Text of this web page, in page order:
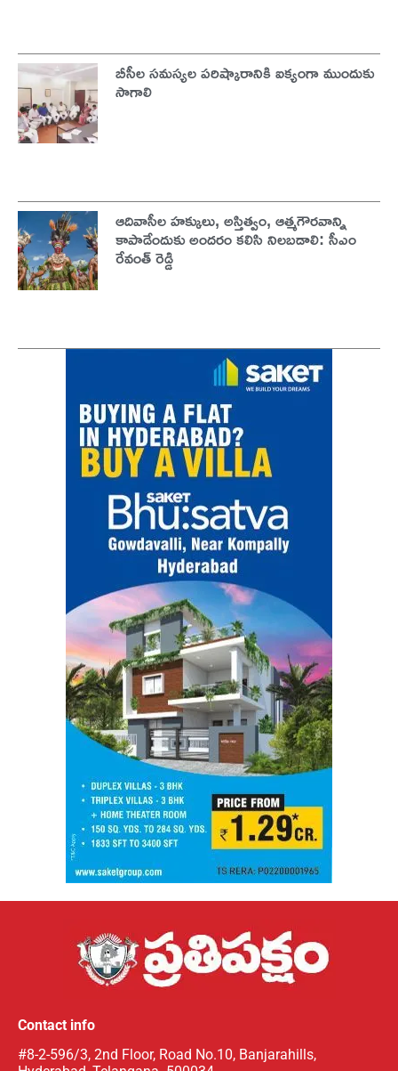
బీసీల సమస్యల పరిష్కారానికి ఐక్యంగా ముందుకు
సాగాలి
ఆదివాసీల హక్కులు, అస్తిత్వం, ఆత్మగౌరవాన్ని
కాపాడేందుకు అందరం కలిసి నిలబడాలి: సీఎం
రేవంత్ రెడ్డి
Contact info
#8-2-596/3, 2nd Floor, Road No.10, Banjarahills,